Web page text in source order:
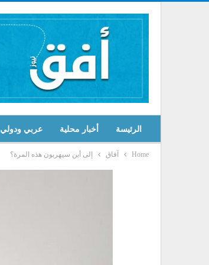
الرئيسة أخبار محلية عربي ودولي
Home آفاق إلى أين سيهربون هذه المرة؟